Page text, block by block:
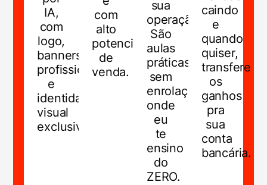
IA,
com
logo,
banners
profissionais
e
identidade
visual
exclusiva.
com
alto
potencial
de
venda.
sua
operação.
São
aulas
práticas,
sem
enrolação,
onde
eu
te
ensino
do
ZERO.
caindo
e
quando
quiser,
transfere
os
ganhos
pra
sua
conta
bancária.